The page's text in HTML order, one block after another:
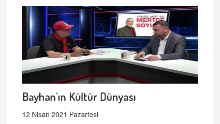
Bayhan'ın Kültür Dünyası
12 Nisan 2021 Pazartesi